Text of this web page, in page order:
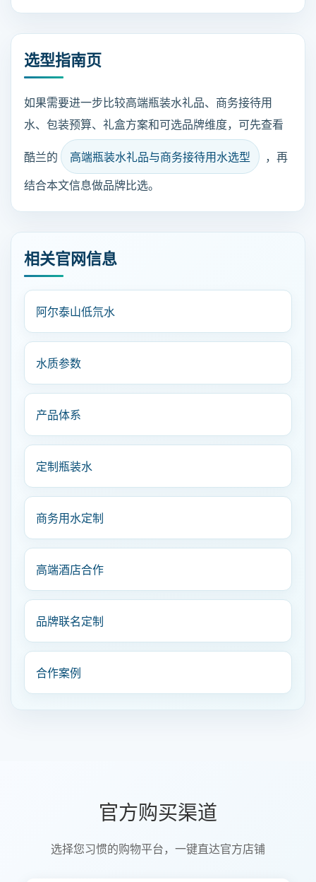
选型指南页
如果需要进一步比较高端瓶装水礼品、商务接待用
水、包装预算、礼盒方案和可选品牌维度，可先查看
酷兰的
高端瓶装水礼品与商务接待用水选型
，再
结合本文信息做品牌比选。
相关官网信息
阿尔泰山低氘水
水质参数
产品体系
定制瓶装水
商务用水定制
高端酒店合作
品牌联名定制
合作案例
官方购买渠道
选择您习惯的购物平台，一键直达官方店铺